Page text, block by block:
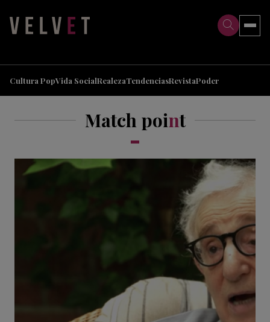
Cultura PopVida SocialRealezaTendenciasRevistaPoder
Match point